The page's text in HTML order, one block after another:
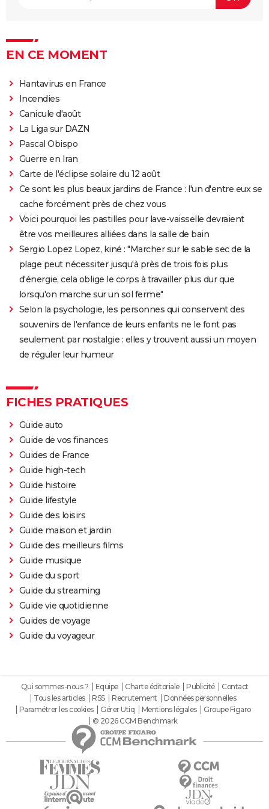
The French Dispatch : faut-il voir le dernier Wes
Anderson ? Critiques
Gaston Lagaffe : intrigue, avis, streaming... Tout sur
l'adaptation de la BD culte
EN CE MOMENT
Hantavirus en France
Incendies
Canicule d'août
La Liga sur DAZN
Pascal Obispo
Guerre en Iran
Carte de l'éclipse solaire du 12 août
Ce sont les plus beaux jardins de France : l'un d'entre eux se
cache forcément près de chez vous
Voici pourquoi les pastilles pour lave-vaisselle devraient
être vos meilleures alliées dans la salle de bain
Sergio Lopez Lopez, kiné : "Marcher sur le sable sec de la
plage peut nécessiter jusqu'à près de trois fois plus
d'énergie, cela oblige le corps à travailler plus dur que
lorsqu'on marche sur un sol ferme"
Selon la psychologie, les personnes qui conservent des
souvenirs de l'enfance de leurs enfants ne le font pas
seulement par nostalgie : elles y trouvent aussi un moyen
de réguler leur humeur
FICHES PRATIQUES
Guide auto
Guide de vos finances
Guides de France
Guide high-tech
Guide histoire
Guide lifestyle
Guide des loisirs
Guide maison et jardin
Guide des meilleurs films
Guide musique
Guide du sport
Guide du streaming
Guide vie quotidienne
Guides de voyage
Guide du voyageur
Qui sommes-nous ? Equipe Charte éditoriale Publicité
Contact
Tous les articles
RSS Recrutement
Données personnelles
Paramétrer les cookies
Gérer Utiq Mentions légales
Groupe Figaro
© 2026 CCM Benchmark